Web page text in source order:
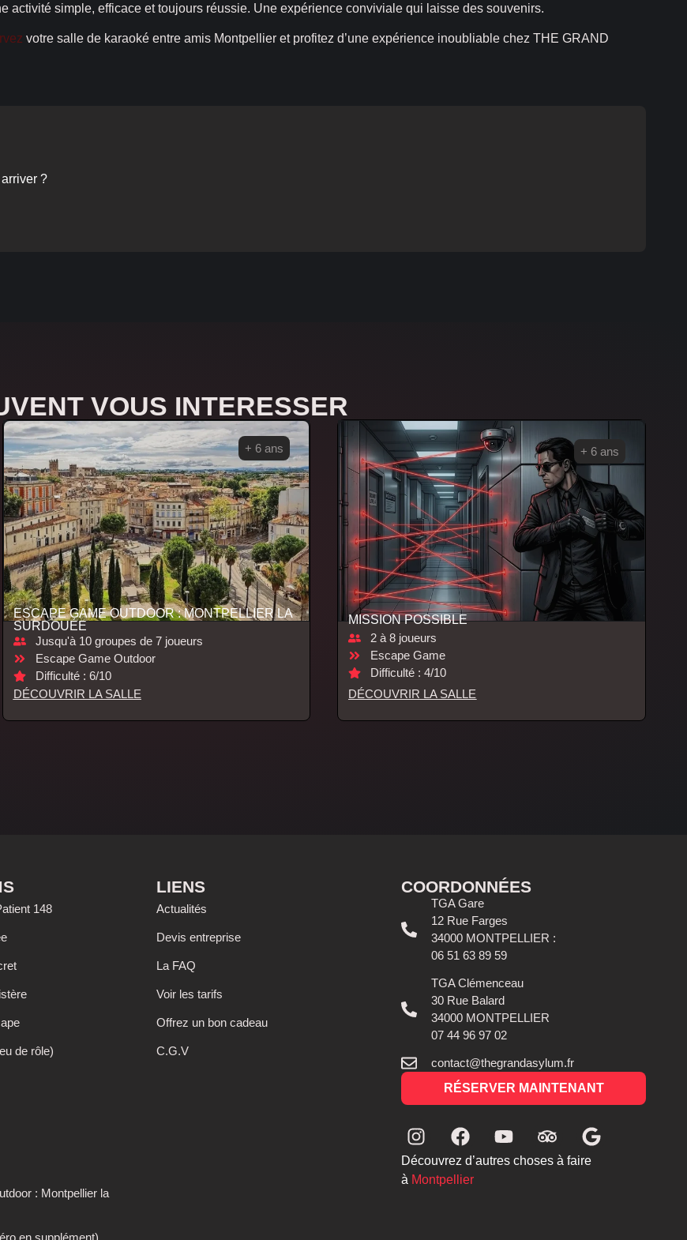
activité simple, efficace et toujours réussie. Une expérience conviviale qui laisse des souvenirs.
votre salle de karaoké entre amis Montpellier et profitez d’une expérience inoubliable chez THE GRAND
?
VOUS INTERESSER
+ 6 ans
ESCAPE GAME OUTDOOR : MONTPELLIER LA
SURDOUÉE
Jusqu'à 10 groupes de 7 joueurs
Escape Game Outdoor
Difficulté : 6/10
DÉCOUVRIR LA SALLE
+ 6 ans
MISSION POSSIBLE
2 à 8 joueurs
Escape Game
Difficulté : 4/10
DÉCOUVRIR LA SALLE
148
de rôle)
: Montpellier la
en supplément)
LIENS
Actualités
Devis entreprise
La FAQ
Voir les tarifs
Offrez un bon cadeau
C.G.V
COORDONNÉES
TGA Gare
12 Rue Farges
34000 MONTPELLIER :
06 51 63 89 59
TGA Clémenceau
30 Rue Balard
34000 MONTPELLIER
07 44 96 97 02
contact@thegrandasylum.fr
RÉSERVER MAINTENANT
Découvrez d’autres choses à faire
à Montpellier